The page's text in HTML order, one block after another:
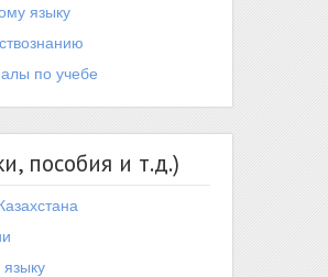
языку
по учебе
пособия и т.д.)